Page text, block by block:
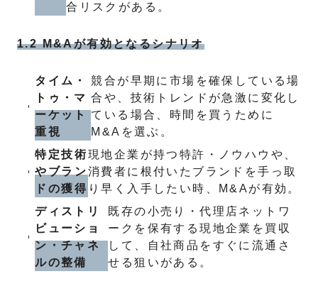
合リスクがある。
1.2 M&Aが有効となるシナリオ
タイム・
トゥ・マ
ーケット
重視
競合が早期に市場を確保している場
合や、技術トレンドが急激に変化し
ている場合、時間を買うために
M&Aを選ぶ。
特定技術
やブラン
ドの獲得
現地企業が持つ特許・ノウハウや、
消費者に根付いたブランドを手っ取
り早く入手したい時、M&Aが有効。
ディストリ
ビューショ
ン・チャネ
ルの整備
既存の小売り・代理店ネットワ
ークを保有する現地企業を買収
して、自社商品をすぐに流通さ
せる狙いがある。